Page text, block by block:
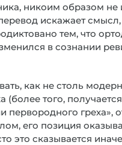
никоим образом не
искажает
тем, что
в сознании
как не столь
(более того,
греха»,
его позиция
это сказывается